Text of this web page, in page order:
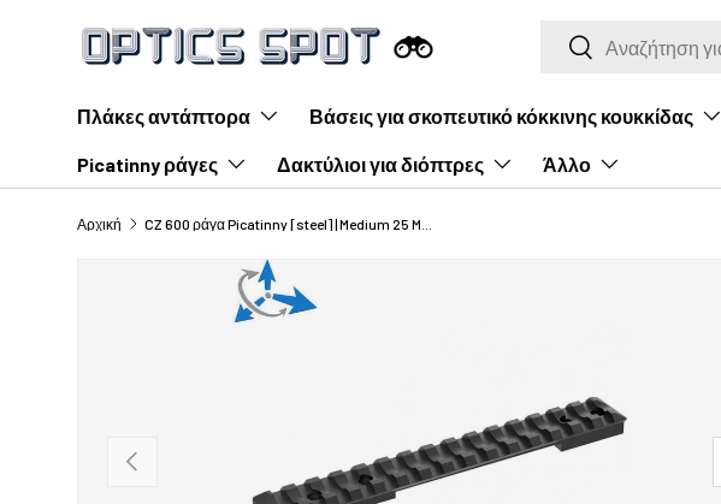
Μετάβαση στο περιεχόμενο Αναζήτηση
Αναζήτηση
Πλάκες αντάπτορα Βάσεις για σκοπευτικό κόκκινης κουκκίδας
Picatinny ράγες Δακτύλιοι για διόπτρες Άλλο
Αρχική
Προηγούμενο